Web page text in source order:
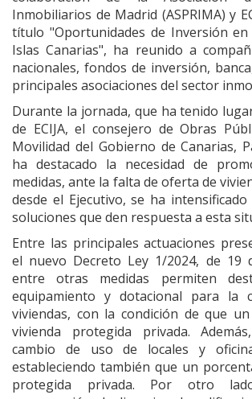
Inmobiliarios de Madrid (ASPRIMA) y
título "Oportunidades de Inversión en
Islas Canarias", ha reunido a
nacionales, fondos de inversión,
principales asociaciones del sector
Durante la jornada, que ha tenido
de ECIJA, el consejero de Obras
Movilidad del Gobierno de Canarias,
ha destacado la necesidad de
medidas, ante la falta de oferta de
desde el Ejecutivo, se ha
soluciones que den respuesta a esta
Entre las principales actuaciones
el nuevo Decreto Ley 1/2024, de 19
entre otras medidas permiten
equipamiento y dotacional para la
viviendas, con la condición de que
vivienda protegida privada.
cambio de uso de locales y
estableciendo también que un
protegida privada. Por otro